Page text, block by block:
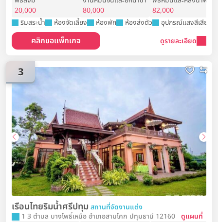
20,000
80,000
82,000
ริมสระน้ำ
ห้องจัดเลี้ยง ห้องพัก ห้องส่งตัว อุปกรณ์แสงสีเสียง
คลิกขอแพ็กเกจ ดูรายละเอียด
3
เรือนไทยริมน้ำศรีปทุม สถานที่จัดงานแต่ง
1 3 ตำบล บางโพธิ์เหนือ อำเภอสามโคก ปทุมธานี 12160 ดูแผนที่